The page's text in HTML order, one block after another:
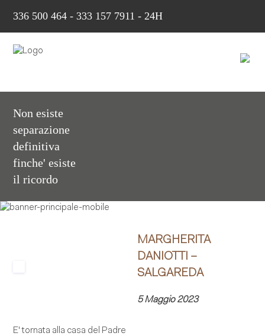
336 500 464 - 333 157 7911 - 24H
Non esiste
separazione
definitiva
finche' esiste
il ricordo
MARGHERITA
DANIOTTI –
SALGAREDA
5 Maggio 2023
E' tornata alla casa del Padre